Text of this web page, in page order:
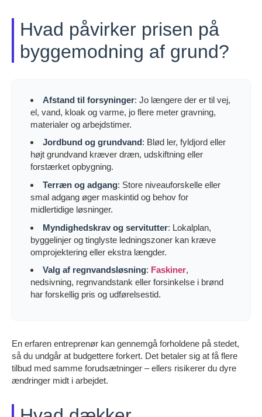
Hvad påvirker prisen på
byggemodning af grund?
Afstand til forsyninger: Jo længere der er til vej,
el, vand, kloak og varme, jo flere meter gravning,
materialer og arbejdstimer.
Jordbund og grundvand: Blød ler, fyldjord eller
højt grundvand kræver dræn, udskiftning eller
forstærket opbygning.
Terræn og adgang: Store niveauforskelle eller
smal adgang øger maskintid og behov for
midlertidige løsninger.
Myndighedskrav og servitutter: Lokalplan,
byggelinjer og tinglyste ledningszoner kan kræve
omprojektering eller ekstra længder.
Valg af regnvandsløsning: Faskiner,
nedsivning, regnvandstank eller forsinkelse i brønd
har forskellig pris og udførelsestid.
En erfaren entreprenør kan gennemgå forholdene på stedet,
så du undgår at budgettere forkert. Det betaler sig at få flere
tilbud med samme forudsætninger – ellers risikerer du dyre
ændringer midt i arbejdet.